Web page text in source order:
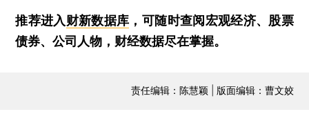
推荐进入财新数据库 ，可随时查阅宏观经济、股票
债券、公司人物，财经数据尽在掌握。
责任编辑：陈慧颖 | 版面编辑：曹文姣